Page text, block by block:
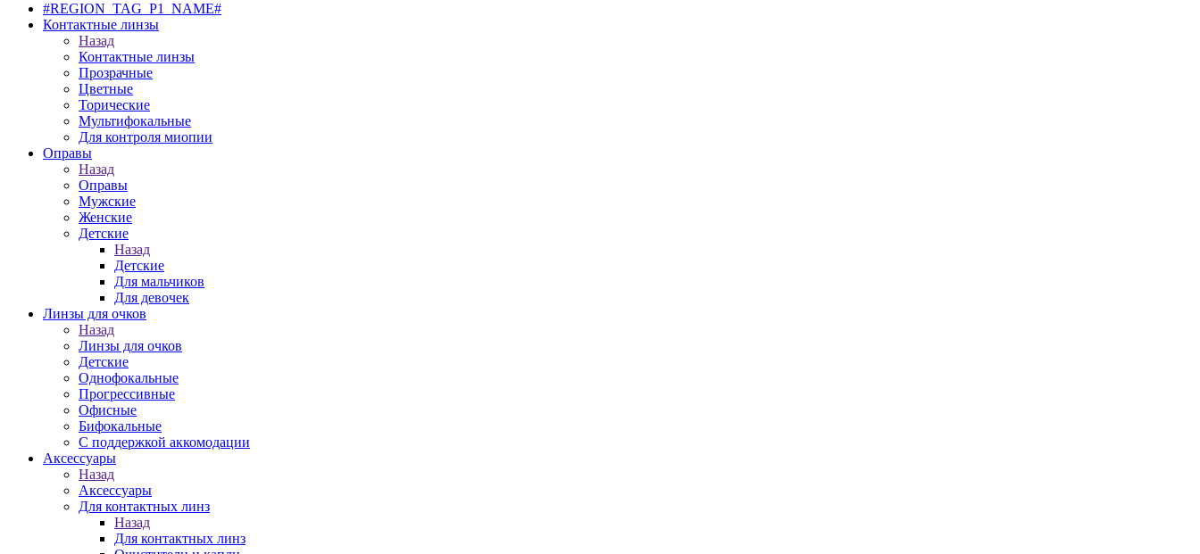
#REGION_TAG_P1_NAME#
Контактные линзы
Назад
Контактные линзы
Прозрачные
Цветные
Торические
Мультифокальные
Для контроля миопии
Оправы
Назад
Оправы
Мужские
Женские
Детские
Назад
Детские
Для мальчиков
Для девочек
Линзы для очков
Назад
Линзы для очков
Детские
Однофокальные
Прогрессивные
Офисные
Бифокальные
С поддержкой аккомодации
Аксессуары
Назад
Аксессуары
Для контактных линз
Назад
Для контактных линз